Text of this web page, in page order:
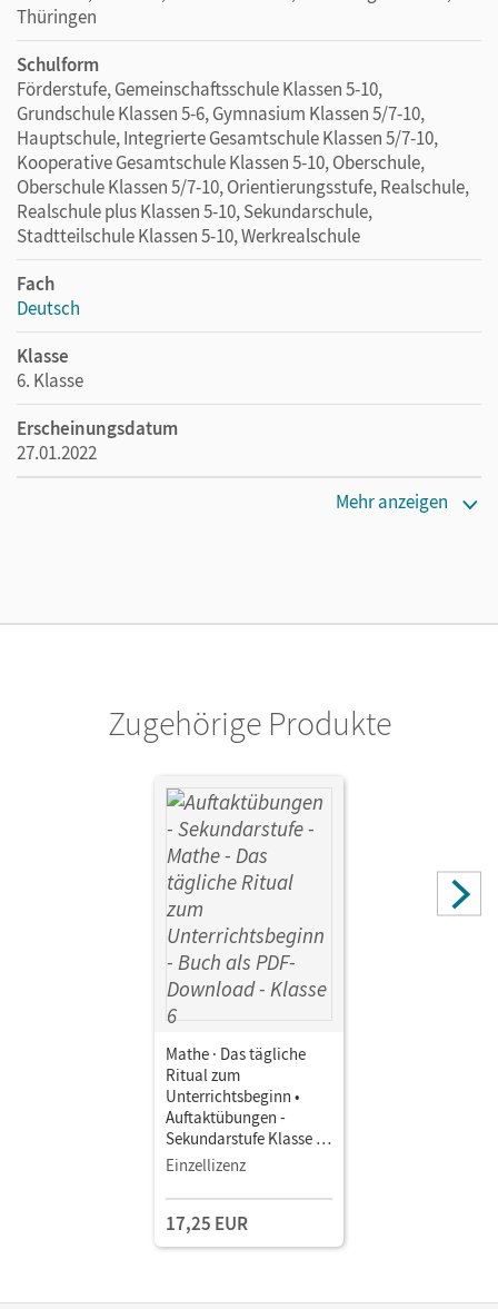
Thüringen
Schulform
Förderstufe, Gemeinschaftsschule Klassen 5-10,
Grundschule Klassen 5-6, Gymnasium Klassen 5/7-10,
Hauptschule, Integrierte Gesamtschule Klassen 5/7-10,
Kooperative Gesamtschule Klassen 5-10, Oberschule,
Oberschule Klassen 5/7-10, Orientierungsstufe, Realschule,
Realschule plus Klassen 5-10, Sekundarschule,
Stadtteilschule Klassen 5-10, Werkrealschule
Fach
Deutsch
Klasse
6. Klasse
Erscheinungsdatum
27.01.2022
Mehr anzeigen
Zugehörige Produkte
Mathe · Das tägliche
Ritual zum
Unterrichtsbeginn •
Auftaktübungen -
Sekundarstufe Klasse 6 •
Buch als PDF-Download
Einzellizenz
17,25 EUR